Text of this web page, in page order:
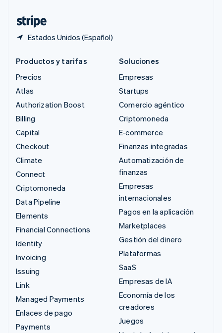
Estados Unidos (Español)
Productos y tarifas
Precios
Atlas
Authorization Boost
Billing
Capital
Checkout
Climate
Connect
Criptomoneda
Data Pipeline
Elements
Financial Connections
Identity
Invoicing
Issuing
Link
Managed Payments
Enlaces de pago
Payments
Soluciones
Empresas
Startups
Comercio agéntico
Criptomoneda
E-commerce
Finanzas integradas
Automatización de
finanzas
Empresas
internacionales
Pagos en la aplicación
Marketplaces
Gestión del dinero
Plataformas
SaaS
Empresas de IA
Economía de los
creadores
Juegos